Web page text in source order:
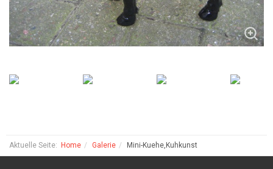
Aktuelle Seite: Home Galerie Mini-Kuehe,Kuhkunst